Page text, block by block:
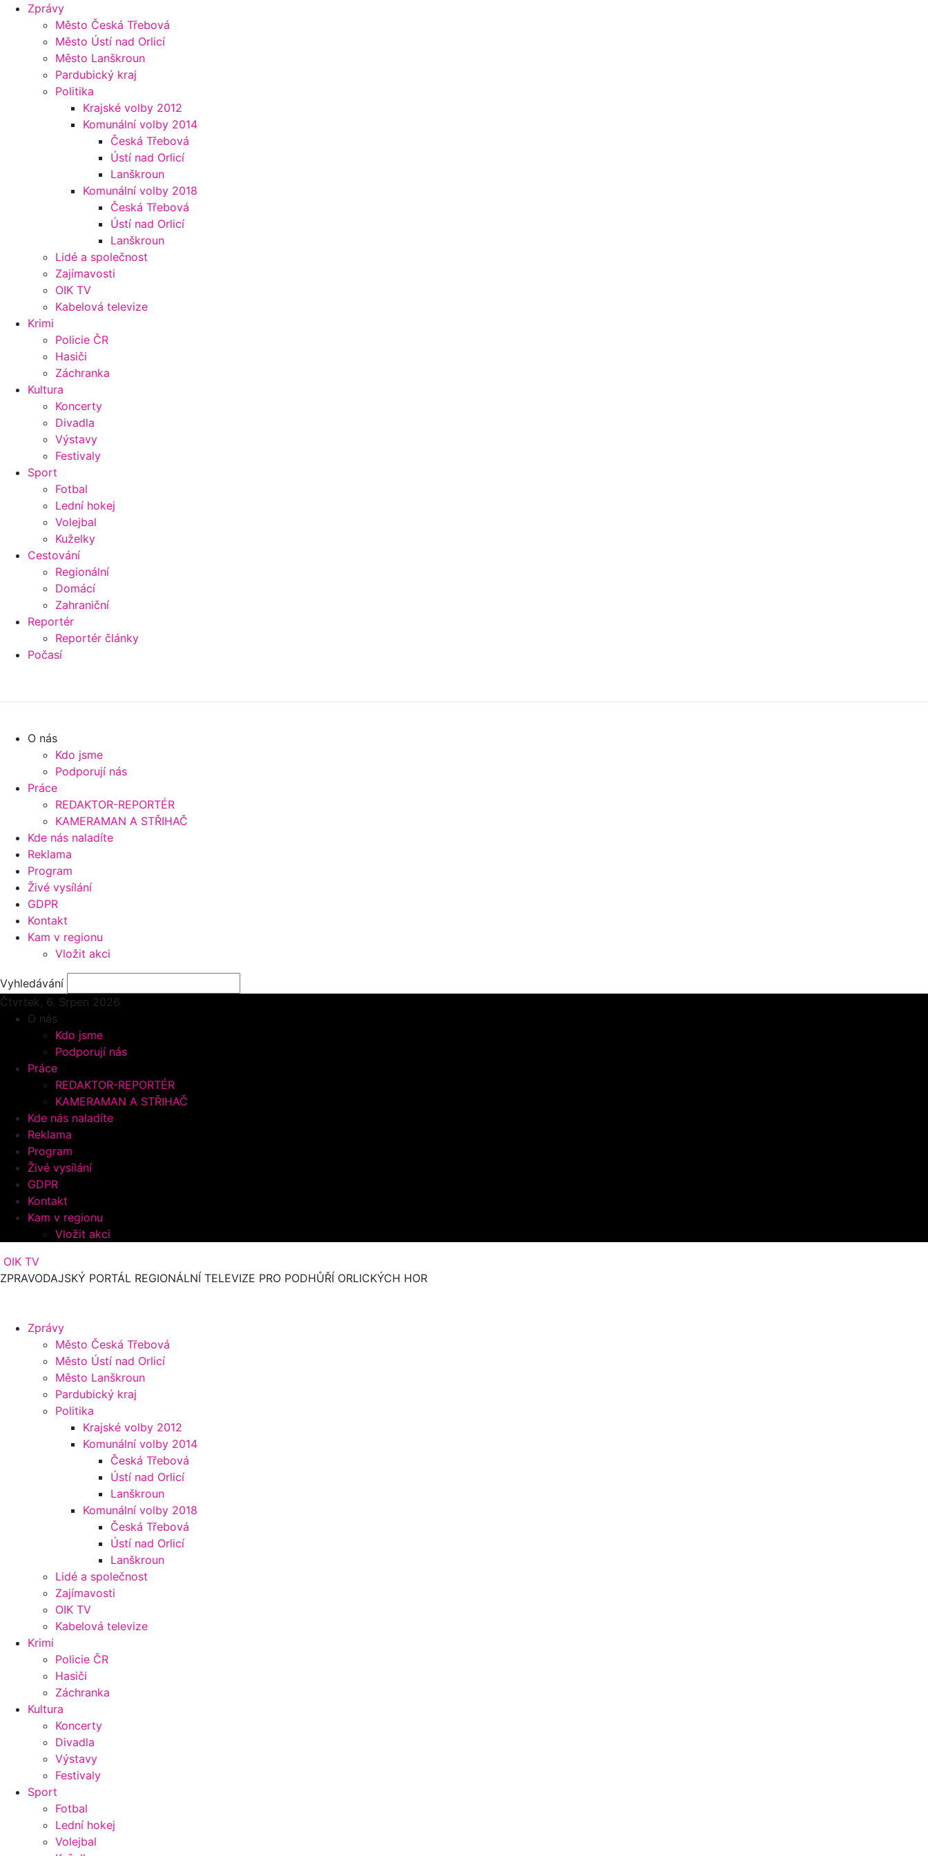
Zprávy
Město Česká Třebová
Město Ústí nad Orlicí
Město Lanškroun
Pardubický kraj
Politika
Krajské volby 2012
Komunální volby 2014
Česká Třebová
Ústí nad Orlicí
Lanškroun
Komunální volby 2018
Česká Třebová
Ústí nad Orlicí
Lanškroun
Lidé a společnost
Zajímavosti
OIK TV
Kabelová televize
Krimi
Policie ČR
Hasiči
Záchranka
Kultura
Koncerty
Divadla
Výstavy
Festivaly
Sport
Fotbal
Lední hokej
Volejbal
Kuželky
Cestování
Regionální
Domácí
Zahraniční
Reportér
Reportér články
Počasí
O nás
Kdo jsme
Podporují nás
Práce
REDAKTOR-REPORTÉR
KAMERAMAN A STŘIHAČ
Kde nás naladíte
Reklama
Program
Živé vysílání
GDPR
Kontakt
Kam v regionu
Vložit akci
Vyhledávání
Čtvrtek, 6. Srpen 2026
O nás
Kdo jsme
Podporují nás
Práce
REDAKTOR-REPORTÉR
KAMERAMAN A STŘIHAČ
Kde nás naladíte
Reklama
Program
Živé vysílání
GDPR
Kontakt
Kam v regionu
Vložit akci
OIK TV
ZPRAVODAJSKÝ PORTÁL REGIONÁLNÍ TELEVIZE PRO PODHŮŘÍ ORLICKÝCH HOR
Zprávy
Město Česká Třebová
Město Ústí nad Orlicí
Město Lanškroun
Pardubický kraj
Politika
Krajské volby 2012
Komunální volby 2014
Česká Třebová
Ústí nad Orlicí
Lanškroun
Komunální volby 2018
Česká Třebová
Ústí nad Orlicí
Lanškroun
Lidé a společnost
Zajímavosti
OIK TV
Kabelová televize
Krimi
Policie ČR
Hasiči
Záchranka
Kultura
Koncerty
Divadla
Výstavy
Festivaly
Sport
Fotbal
Lední hokej
Volejbal